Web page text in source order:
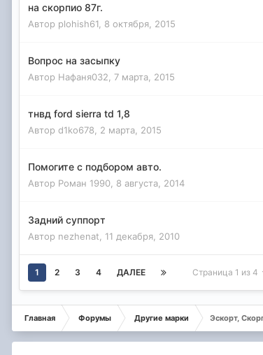
на скорпио 87г.
Автор plohish61 8 октября, 2015
Вопрос на засыпку
Автор Нафаня032 7 марта, 2015
тнвд ford sierra td 1,8
Автор d1ko678 2 марта, 2015
Помогите с подбором авто.
Автор Роман 1990 8 августа, 2014
Задний суппорт
Автор nezhenat 11 декабря, 2010
1 2 3 4 ДАЛЕЕ Страница 1 из 4
Главная Форумы Другие марки Эскорт,